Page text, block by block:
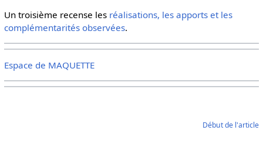
Un troisième recense les réalisations, les apports et les
complémentarités observées.
Espace de MAQUETTE
Début de l'article